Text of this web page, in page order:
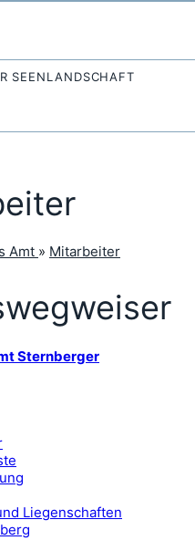
Amt » Mitarbeiter
Sternberger
Liegenschaften